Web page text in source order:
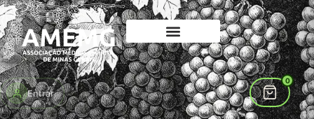
Entrar
0
Início/📚 Livros/ Espiritualidade
Espiritualidade
Livros sobre espiritualidade e mediunidade
Mostrando todos os 3 resultados